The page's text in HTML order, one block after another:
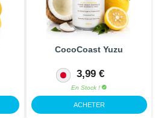
CocoCoast Yuzu
3,99 €
En Stock !
ACHETER